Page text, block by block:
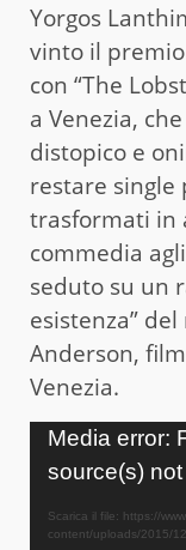
Yorgos
vinto il
con “The
a Venezia,
distopico e
restare single
trasformati in
commedia
seduto su un
esistenza”
Anderson, film
Venezia.
Video
Player
Media error:
source(s) not
Scarica il file: https://
content/uploads/2015/